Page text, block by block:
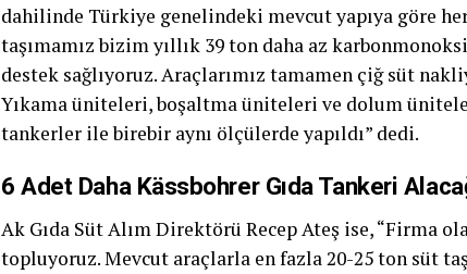
dahilinde Türkiye genelindeki mevcut yapıya göre
taşımamız bizim yıllık 39 ton daha az
destek sağlıyoruz. Araçlarımız tamamen çiğ süt
Yıkama üniteleri, boşaltma üniteleri ve dolum
tankerler ile birebir aynı ölçülerde yapıldı” dedi.
6 Adet Daha Kässbohrer Gıda Tankeri
Ak Gıda Süt Alım Direktörü Recep Ateş ise, “Firma
topluyoruz. Mevcut araçlarla en fazla 20-25 ton süt